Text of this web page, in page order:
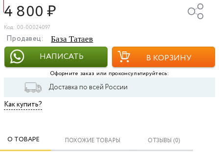
4 800₽
Код: 00-00024097
Продавец: База Татаев
НАПИСАТЬ В КОРЗИНУ
Оформите заказ или проконсультируйтесь:
Доставка по всей России
Как купить?
О ТОВАРЕ ПОХОЖИЕ ТОВАРЫ ОТЗЫВЫ (0)